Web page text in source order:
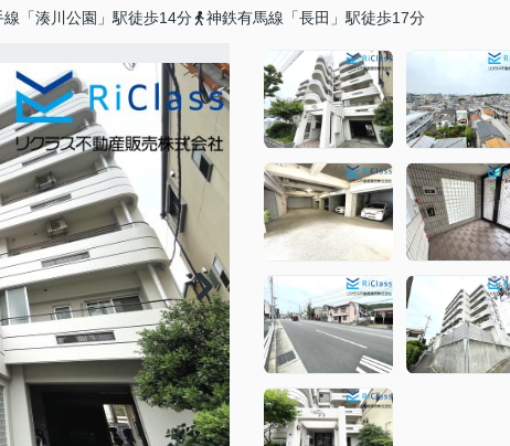
「湊川公園」駅徒歩14分 神鉄有馬線「長田」駅徒歩17分